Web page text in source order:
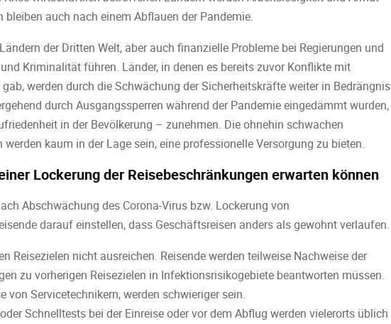
auch nach einem Abflauen der Pandemie.
der Dritten Welt, aber auch finanzielle Probleme bei Regierungen und
Kriminalität führen. Länder, in denen es bereits zuvor Konflikte mit
werden durch die Schwächung der Sicherheitskräfte weiter in Bedrängnis
durch Ausgangssperren während der Pandemie eingedämmt wurden,
in der Bevölkerung – zunehmen. Die ohnehin schwachen
kaum in der Lage sein, eine professionelle Versorgung zu bieten.
Lockerung der Reisebeschränkungen erwarten können
Abschwächung des Corona-Virus bzw. Lockerung von
darauf einstellen, dass Geschäftsreisen anders als gewohnt verlaufen.
Reisezielen nicht ausreichen. Reisende werden teilweise Nachweise der
zu vorherigen Reisezielen in Infektionsrisikogebiete beantworten müssen.
von Servicetechnikern, werden schwieriger sein.
Schnelltests bei der Einreise oder vor dem Abflug werden vielerorts üblich